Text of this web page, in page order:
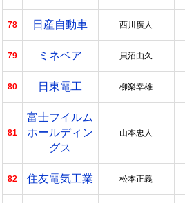
78 日産自動車 西川廣人
79 ミネベア 貝沼由久
80 日東電工 柳楽幸雄
81
富士フイルム
ホールディン
グス
山本忠人
82 住友電気工業 松本正義